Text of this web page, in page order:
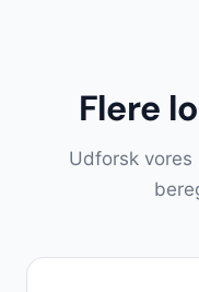
Flere
Udforsk vores